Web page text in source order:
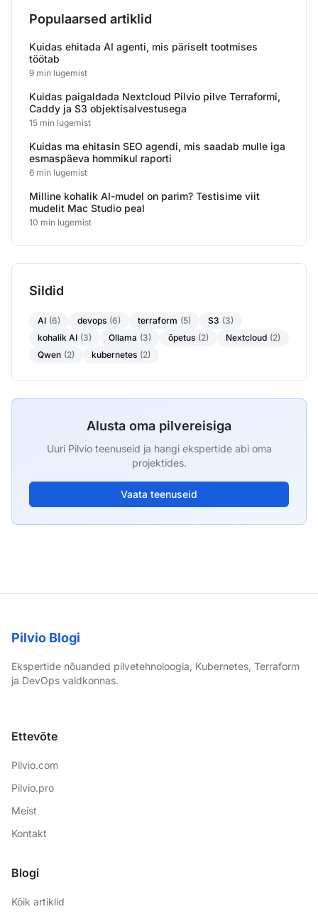
Populaarsed artiklid
Kuidas ehitada AI agenti, mis päriselt tootmises
töötab
9 min lugemist
Kuidas paigaldada Nextcloud Pilvio pilve Terraformi,
Caddy ja S3 objektisalvestusega
15 min lugemist
Kuidas ma ehitasin SEO agendi, mis saadab mulle iga
esmaspäeva hommikul raporti
6 min lugemist
Milline kohalik AI-mudel on parim? Testisime viit
mudelit Mac Studio peal
10 min lugemist
Sildid
AI (6) devops (6) terraform (5) S3 (3)
kohalik AI (3) Ollama (3) õpetus (2) Nextcloud (2)
Qwen (2) kubernetes (2)
Alusta oma pilvereisiga
Uuri Pilvio teenuseid ja hangi ekspertide abi oma
projektides.
Vaata teenuseid
Pilvio Blogi
Ekspertide nõuanded pilvetehnoloogia, Kubernetes, Terraform
ja DevOps valdkonnas.
Ettevõte
Pilvio.com
Pilvio.pro
Meist
Kontakt
Blogi
Kõik artiklid